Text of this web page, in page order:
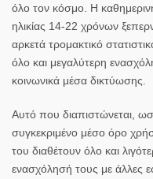
όλο τον κόσμο. Η
ηλικίας 14-22 χρόνων
αρκετά τρομακτικό
όλο και μεγαλύτερη
κοινωνικά μέσα δικτύωσης.
Αυτό που διαπιστώνεται,
συγκεκριμένο μέσο όρο
του διαθέτουν όλο και
ενασχόλησή τους με άλλες